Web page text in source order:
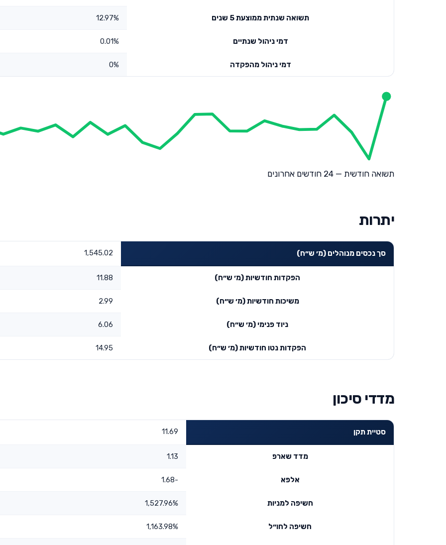
תשואה שנתית ממוצעת 5 שנים 12.97%
דמי ניהול שנתיים 0.01%
דמי ניהול מהפקדה 0%
תשואה חודשית — 24 חודשים אחרונים
יתרות
סך נכסים מנוהלים (מ׳ ש״ח) 1,545.02
הפקדות חודשיות (מ׳ ש״ח) 11.88
משיכות חודשיות (מ׳ ש״ח) 2.99
ניוד פנימי (מ׳ ש״ח) 6.06
הפקדות נטו חודשיות (מ׳ ש״ח) 14.95
מדדי סיכון
סטיית תקן 11.69
מדד שארפ 1.13
אלפא -1.68
חשיפה למניות 1,527.96%
חשיפה לחו״ל 1,163.98%